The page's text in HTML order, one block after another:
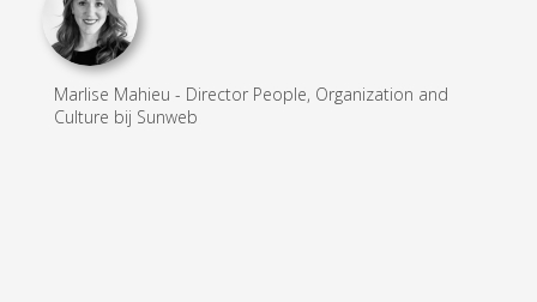
Marlise Mahieu - Director People, Organization and
Culture bij Sunweb